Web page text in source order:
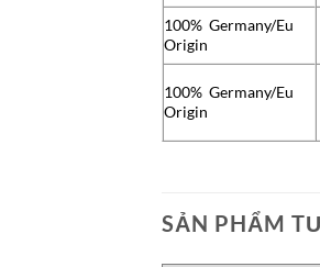
100% Germany/Eu
Origin
100% Germany/Eu
Origin
SẢN PHẨM